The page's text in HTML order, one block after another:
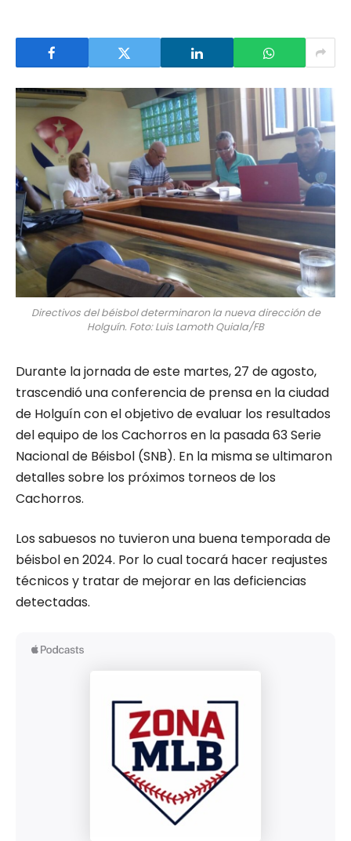
Directivos del béisbol determinaron la nueva dirección de
Holguín. Foto: Luis Lamoth Quiala/FB
Durante la jornada de este martes, 27 de agosto,
trascendió una conferencia de prensa en la ciudad
de Holguín con el objetivo de evaluar los resultados
del equipo de los Cachorros en la pasada 63 Serie
Nacional de Béisbol (SNB). En la misma se ultimaron
detalles sobre los próximos torneos de los
Cachorros.
Los sabuesos no tuvieron una buena temporada de
béisbol en 2024. Por lo cual tocará hacer reajustes
técnicos y tratar de mejorar en las deficiencias
detectadas.